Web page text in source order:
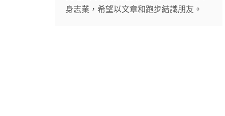
身志業，希望以文章和跑步結識朋友。